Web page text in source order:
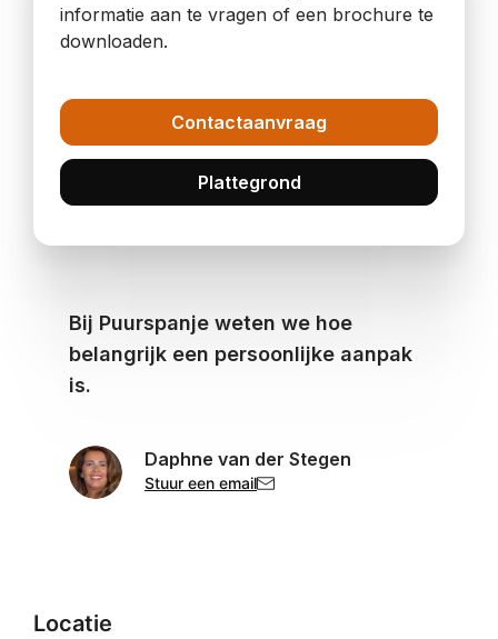
informatie aan te vragen of een brochure te
downloaden.
Contactaanvraag
Plattegrond
Bij Puurspanje weten we hoe
belangrijk een persoonlijke aanpak
is.
Daphne van der Stegen
Stuur een email
Locatie